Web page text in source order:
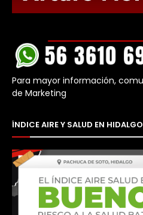
Para mayor información,
de Marketing
ÍNDICE AIRE Y SALUD EN